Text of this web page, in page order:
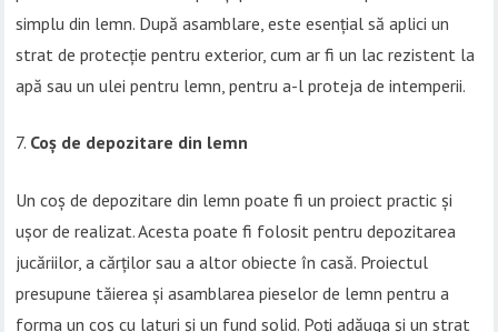
simplu din lemn. După asamblare, este esențial să aplici un
strat de protecție pentru exterior, cum ar fi un lac rezistent la
apă sau un ulei pentru lemn, pentru a-l proteja de intemperii.
Coș de depozitare din lemn
Un coș de depozitare din lemn poate fi un proiect practic și
ușor de realizat. Acesta poate fi folosit pentru depozitarea
jucăriilor, a cărților sau a altor obiecte în casă. Proiectul
presupune tăierea și asamblarea pieselor de lemn pentru a
forma un coș cu laturi și un fund solid. Poți adăuga și un strat